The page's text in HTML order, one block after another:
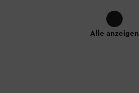
Alle anzeigen